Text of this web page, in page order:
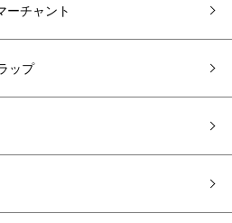
ーチャント
ップ